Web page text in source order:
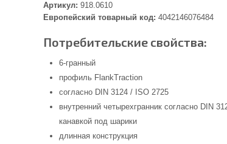
Артикул: 918.0610
Европейский товарный код: 4042146076484
Потребительские свойства:
6-гранный
профиль FlankTraction
согласно DIN 3124 / ISO 2725
внутренний четырехгранник согласно DIN
канавкой под шарики
длинная конструкция